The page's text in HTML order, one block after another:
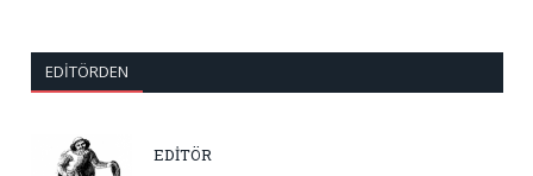
EDITÖRDEN
EDİTÖR